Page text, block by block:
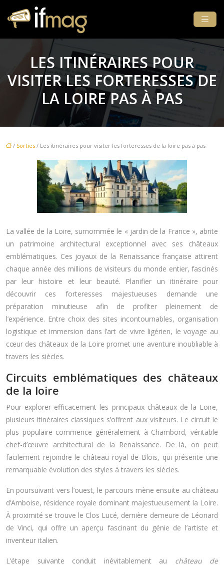
LES ITINÉRAIRES POUR
VISITER LES FORTERESSES DE
LA LOIRE PAS À PAS
/ Sorties / Les itinéraires pour visiter les forteresses de la loire pas à pas
La vallée de la Loire, surnommée le « jardin de la France », abrite
un patrimoine architectural exceptionnel avec ses châteaux
emblématiques. Ces joyaux de la Renaissance française attirent
chaque année des millions de visiteurs du monde entier, fascinés
par leur histoire et leur beauté. Planifier un itinéraire pour
découvrir ces forteresses majestueuses demande une
préparation minutieuse afin de profiter pleinement de
l’expérience. Entre choix des sites incontournables, organisation
logistique et immersion dans l’art de vivre ligérien, le voyage au
cœur des châteaux de la Loire promet une aventure inoubliable à
travers les siècles.
Circuits emblématiques des châteaux
de la loire
Pour explorer efficacement les principaux châteaux de la Loire,
plusieurs itinéraires classiques s’offrent aux visiteurs. Le circuit le
plus populaire commence généralement à Chambord, véritable
chef-d’œuvre architectural de la Renaissance. De là, on peut
facilement rejoindre le château royal de Blois, qui présente une
remarquable évolution des styles à travers les siècles.
En poursuivant vers l’ouest, le parcours mène ensuite au château
d’Amboise, résidence royale dominant majestueusement la Loire.
À proximité se trouve le Clos Lucé, dernière demeure de Léonard
de Vinci, qui offre un aperçu fascinant du génie de l’artiste et
inventeur italien.
L’étape suivante conduit inévitablement au château de